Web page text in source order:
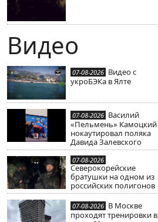
Видео
07-08-2026 Видео с
укроБЭКа в Ялте
07-08-2026 Василий
«Пельмень» Камоцкий
нокаутировал поляка
Давида Залевского
07-08-2026
Северокорейские
братушки на одном из
российских полигонов
07-08-2026 В Москве
проходят тренировки в